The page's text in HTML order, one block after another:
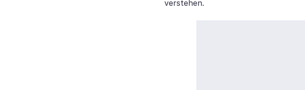
verstehen.